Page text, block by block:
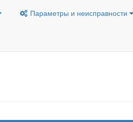
Параметры и неисправности